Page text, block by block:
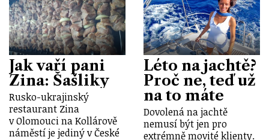
Jak vaří pani
Zina: Šašliky
Rusko-ukrajinský
restaurant Zina
v Olomouci na Kollárově
náměstí je jediný v České
Léto na jachtě?
Proč ne, teď už
na to máte
Dovolená na jachtě
nemusí být jen pro
extrémně movité klienty.